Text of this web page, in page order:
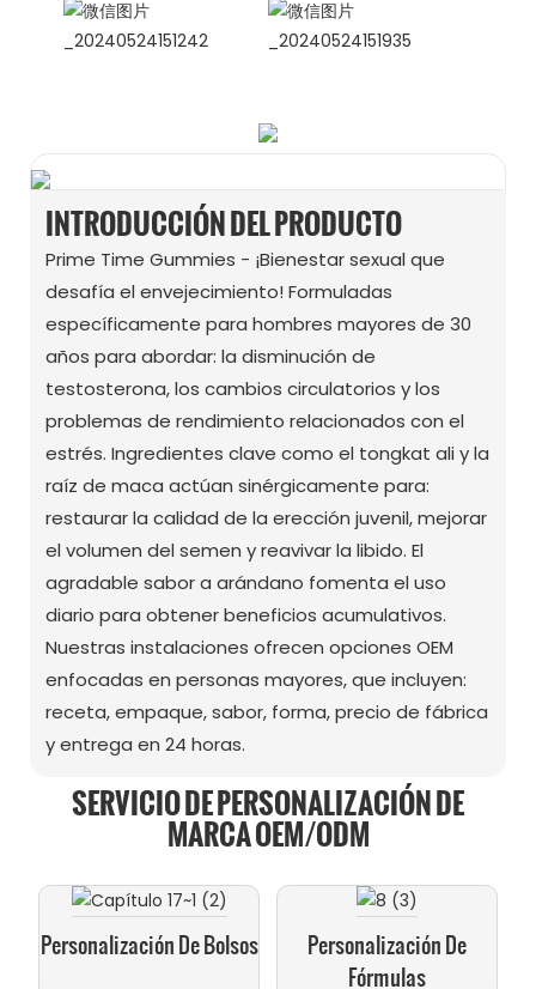
INTRODUCCIÓN DEL PRODUCTO
Prime Time Gummies - ¡Bienestar sexual que
desafía el envejecimiento! Formuladas
específicamente para hombres mayores de 30
años para abordar: la disminución de
testosterona, los cambios circulatorios y los
problemas de rendimiento relacionados con el
estrés. Ingredientes clave como el tongkat ali y la
raíz de maca actúan sinérgicamente para:
restaurar la calidad de la erección juvenil, mejorar
el volumen del semen y reavivar la libido. El
agradable sabor a arándano fomenta el uso
diario para obtener beneficios acumulativos.
Nuestras instalaciones ofrecen opciones OEM
enfocadas en personas mayores, que incluyen:
receta, empaque, sabor, forma, precio de fábrica
y entrega en 24 horas.
SERVICIO DE PERSONALIZACIÓN DE
MARCA OEM/ODM
Personalización De Bolsos
Personalización De
Fórmulas